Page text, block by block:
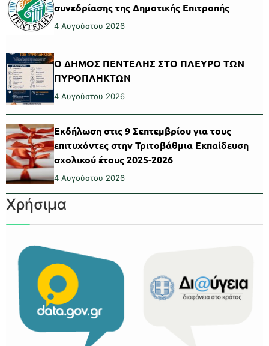
συνεδρίασης της Δημοτικής Επιτροπής
4 Αυγούστου 2026
Ο ΔΗΜΟΣ ΠΕΝΤΕΛΗΣ ΣΤΟ ΠΛΕΥΡΟ ΤΩΝ
ΠΥΡΟΠΛΗΚΤΩΝ
4 Αυγούστου 2026
Εκδήλωση στις 9 Σεπτεμβρίου για τους
επιτυχόντες στην Τριτοβάθμια Εκπαίδευση
σχολικού έτους 2025-2026
4 Αυγούστου 2026
Χρήσιμα